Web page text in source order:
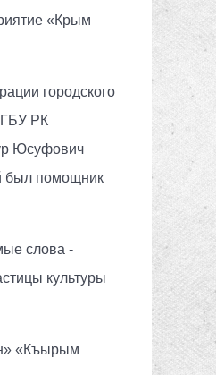
«Крым
городского
ГБУ РК
Юсуфович
был помощник
слова -
культуры
«Къырым